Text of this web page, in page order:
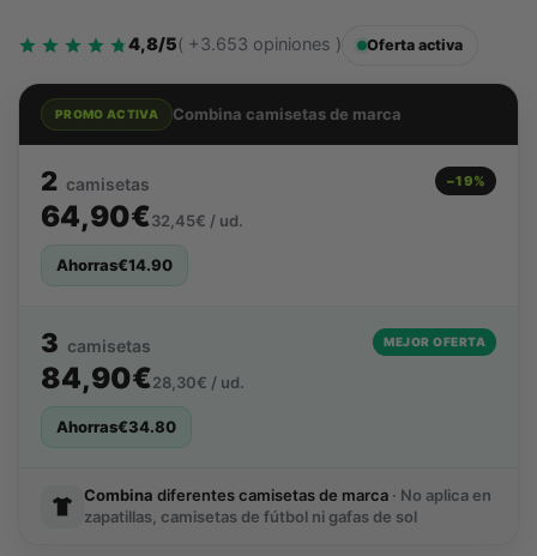
4,8/5( +3.653 opiniones ) Oferta activa
PROMO ACTIVA Combina camisetas de marca
2 camisetas −19%
64,90€32,45€ / ud.
Ahorras€14.90
3 camisetas MEJOR OFERTA
84,90€28,30€ / ud.
Ahorras€34.80
Combina diferentes camisetas de marca · No aplica en
zapatillas, camisetas de fútbol ni gafas de sol